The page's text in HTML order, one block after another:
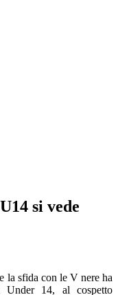
si vede
la sfida con le V nere ha
Under 14, al cospetto